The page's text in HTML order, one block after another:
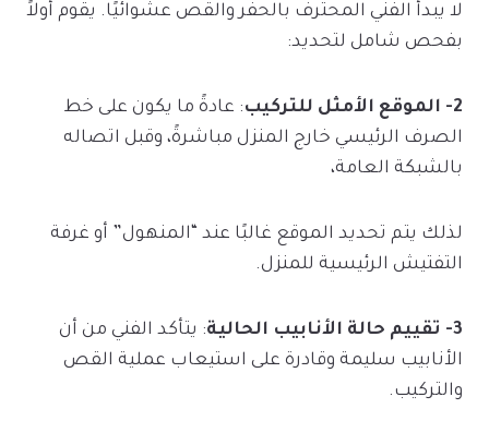
لا يبدأ الفني المحترف بالحفر والقص عشوائيًا. يقوم أولاً
بفحص شامل لتحديد:
2- الموقع الأمثل للتركيب
: عادةً ما يكون على خط
الصرف الرئيسي خارج المنزل مباشرةً، وقبل اتصاله
بالشبكة العامة،
لذلك يتم تحديد الموقع غالبًا عند “المنهول” أو غرفة
التفتيش الرئيسية للمنزل.
3- تقييم حالة الأنابيب الحالية
: يتأكد الفني من أن
الأنابيب سليمة وقادرة على استيعاب عملية القص
والتركيب.